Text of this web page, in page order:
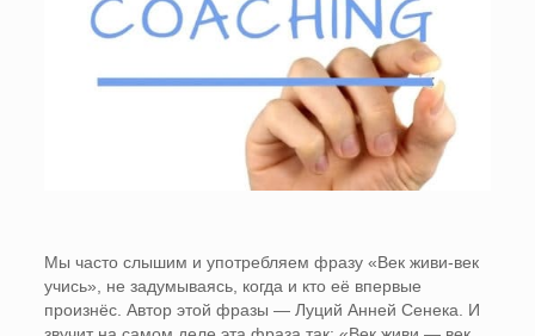
Мы часто слышим и употребляем фразу «Век живи-век
учись», не задумываясь, когда и кто её впервые
произнёс. Автор этой фразы — Луций Анней Сенека. И